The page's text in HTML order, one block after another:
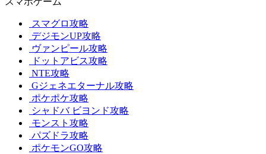
スマグロ攻略
デジモンUP攻略
ヴァンピール攻略
ドットアビス攻略
NTE攻略
Gジェネエターナル攻略
ポケポケ攻略
シャドバ ビヨンド攻略
モンスト攻略
パズドラ攻略
ポケモンGO攻略